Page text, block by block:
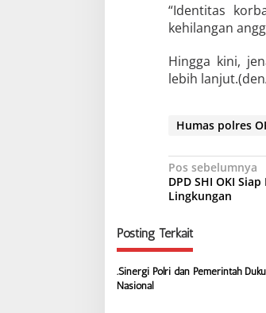
“Identitas
kehilangan
Hingga kini,
lebih
Humas polres
N
a
i
g
a
Pos sebelumnya
DPD SHI OKI
Lingkungan
Posting Terkait
.Sinergi Polri dan Pemerintah
Nasional